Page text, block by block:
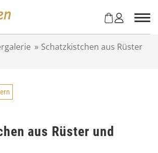
» Schatzkistchen aus Rüster
aus Rüster und